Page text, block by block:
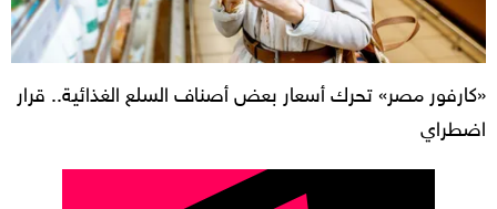
«كارفور مصر» تحرك أسعار بعض أصناف السلع الغذائية.. قرار
اضطراي